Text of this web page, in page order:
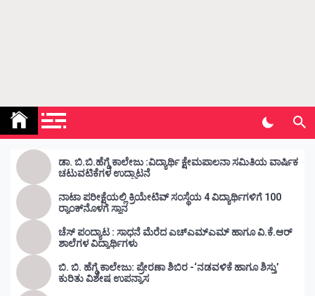
Kunda Vahini – ಕುಂದ ವಾಹಿನಿ
ಡಾ. ಬಿ.ಬಿ.ಹೆಗ್ಡೆ ಕಾಲೇಜು :ವಿದ್ಯಾರ್ಥಿ ಕ್ಷೇಮಪಾಲನಾ ಸಮಿತಿಯ ವಾರ್ಷಿಕ
ಚಟುವಟಿಕೆಗಳ ಉದ್ಘಾಟನೆ
ನಾಟಾ ಪರೀಕ್ಷೆಯಲ್ಲಿ ಕ್ರಿಯೇಟಿವ್ ಸಂಸ್ಥೆಯ 4 ವಿದ್ಯಾರ್ಥಿಗಳಿಗೆ 100
ರ‍್ಯಾಂಕ್‌ನೊಳಗೆ ಸ್ಥಾನ
ಚೆಸ್ ಪಂದ್ಯಾಟ : ಸಾಧನೆ ಮೆರೆದ ಎಚ್ಎಮ್ಎಮ್ ಹಾಗೂ ವಿ.ಕೆ.ಆರ್
ಶಾಲೆಗಳ ವಿದ್ಯಾರ್ಥಿಗಳು
ಬಿ. ಬಿ. ಹೆಗ್ಡೆ ಕಾಲೇಜು: ಪ್ರೇರಣಾ ಶಿಬಿರ -‘ನಡವಳಿಕೆ ಹಾಗೂ ಶಿಸ್ತು’
ಕುರಿತು ವಿಶೇಷ ಉಪನ್ಯಾಸ